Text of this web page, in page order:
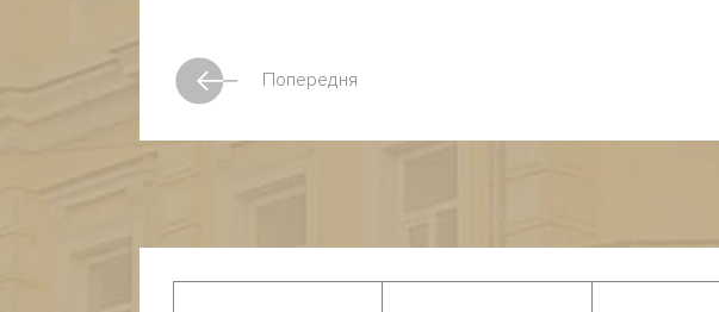
Попередня